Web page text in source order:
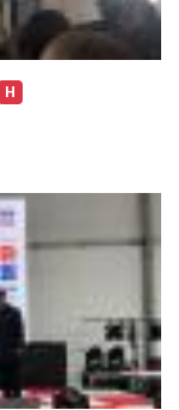
H